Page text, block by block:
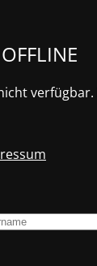
verfügbar.